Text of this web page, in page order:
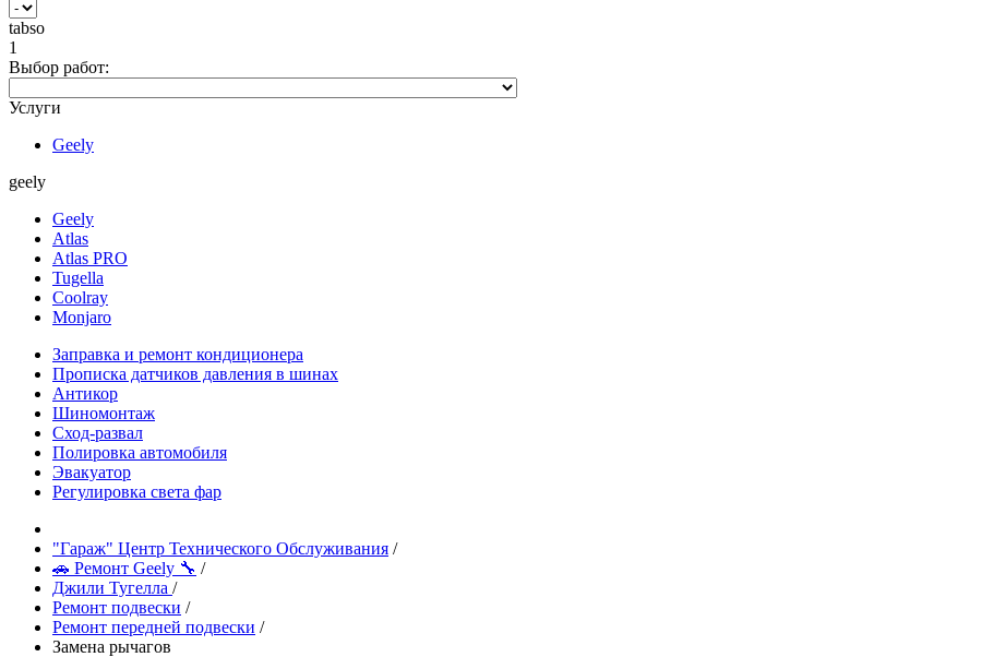
tabso
1
Выбор работ:
Услуги
Geely
geely
Geely
Atlas
Atlas PRO
Tugella
Coolray
Monjaro
Заправка и ремонт кондиционера
Прописка датчиков давления в шинах
Антикор
Шиномонтаж
Сход-развал
Полировка автомобиля
Эвакуатор
Регулировка света фар
"Гараж" Центр Технического Обслуживания /
🚗 Ремонт Geely 🔧 /
Джили Тугелла /
Ремонт подвески /
Ремонт передней подвески /
Замена рычагов